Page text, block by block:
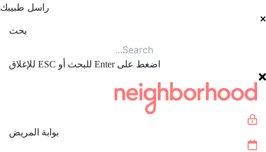
راسل طبيبك
بحث
اضغط على Enter للبحث أو ESC للإغلاق
بوابة المريض